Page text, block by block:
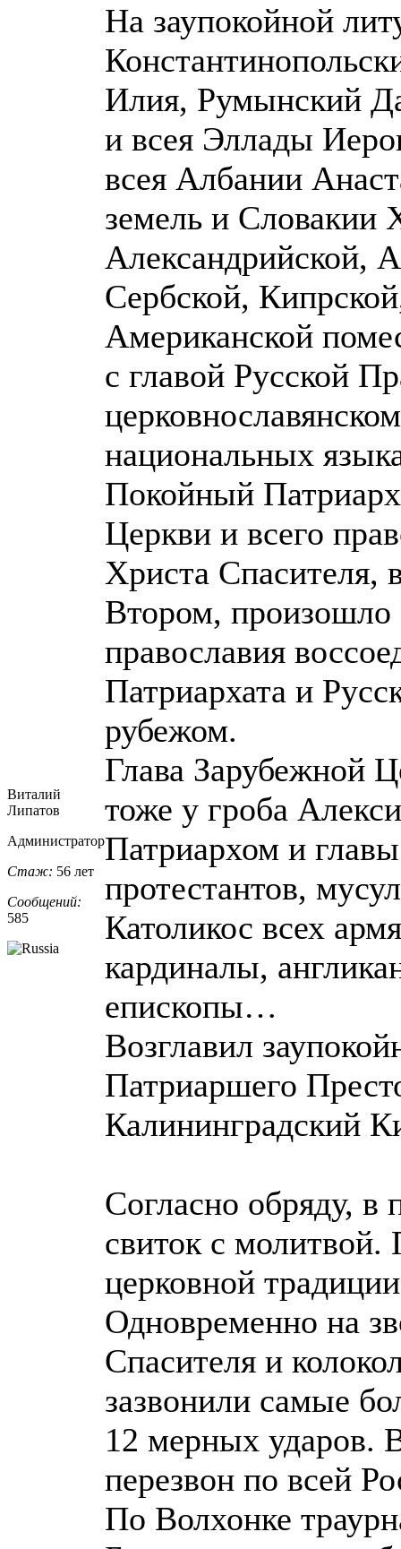
Виталий
Липатов
Администратор
Стаж: 56 лет
Сообщений:
585
На заупокойной
Илия, Румынский
и всея Эллады
всея Албании
земель и Словакии
Александрийской,
Сербской,
Американской
с главой Русской
национальных
Покойный Патриарх
Церкви и всего
Христа Спасителя,
Втором, произошло
православия
Патриархата и
рубежом.
Глава Зарубежной
тоже у гроба
Патриархом и
протестантов,
Католикос всех
кардиналы,
епископы…
Возглавил
Патриаршего
Калининградский
Согласно обряду,
свиток с молитвой.
церковной
Одновременно на
Спасителя и
зазвонили самые
12 мерных ударов.
перезвон по всей
По Волхонке